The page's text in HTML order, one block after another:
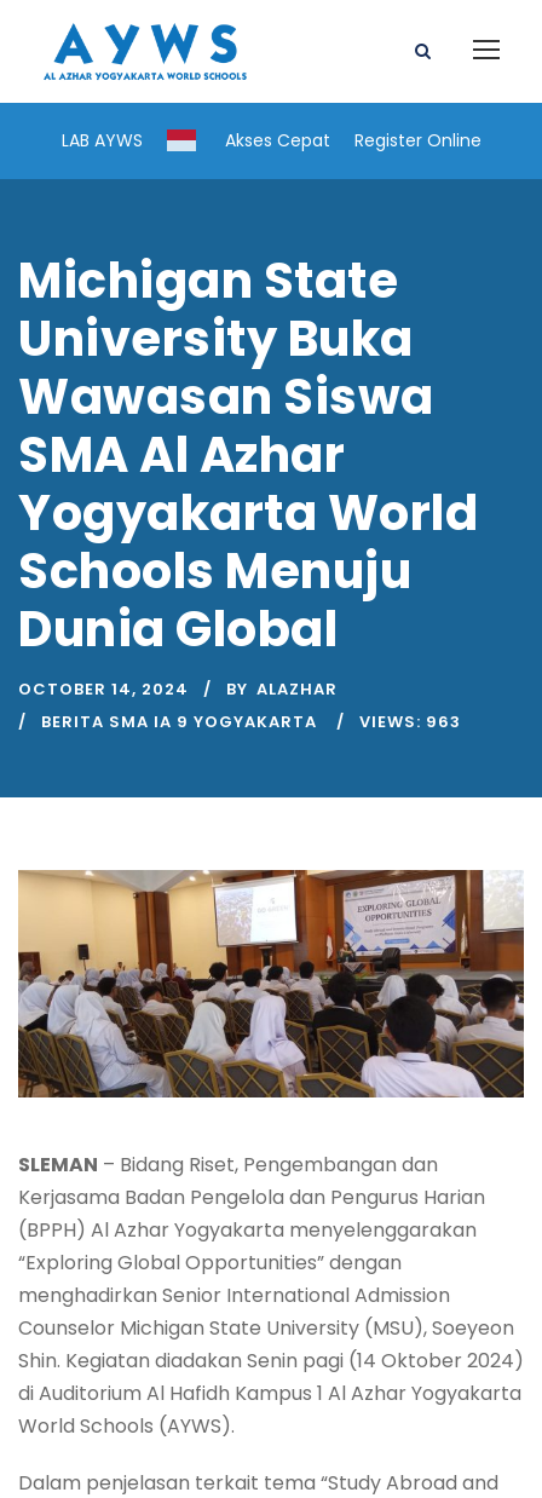
LAB AYWS Akses Cepat Register Online
Michigan State
University Buka
Wawasan Siswa
SMA Al Azhar
Yogyakarta World
Schools Menuju
Dunia Global
OCTOBER 14, 2024 BY ALAZHAR
BERITA SMA IA 9 YOGYAKARTA
VIEWS: 963
SLEMAN – Bidang Riset, Pengembangan dan
Kerjasama Badan Pengelola dan Pengurus Harian
(BPPH) Al Azhar Yogyakarta menyelenggarakan
“Exploring Global Opportunities” dengan
menghadirkan Senior International Admission
Counselor Michigan State University (MSU), Soeyeon
Shin. Kegiatan diadakan Senin pagi (14 Oktober 2024)
di Auditorium Al Hafidh Kampus 1 Al Azhar Yogyakarta
World Schools (AYWS).
Dalam penjelasan terkait tema “Study Abroad and